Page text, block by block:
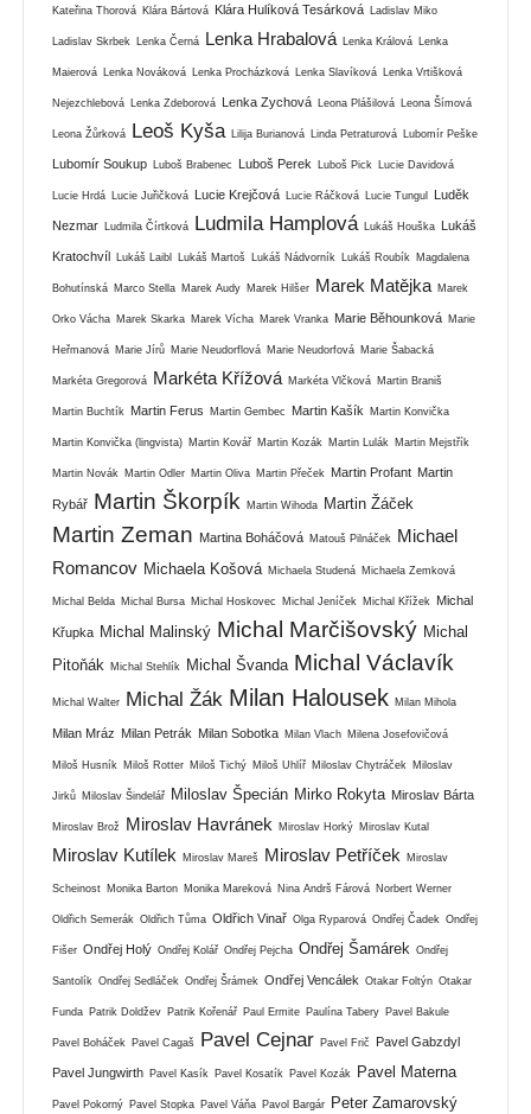
Kateřina Thorová Klára Bártová Klára Hulíková Tesárková Ladislav Miko
Ladislav Skrbek Lenka Černá Lenka Hrabalová Lenka Králová Lenka
Maierová Lenka Nováková Lenka Procházková Lenka Slavíková Lenka Vrtišková
Nejezchlebová Lenka Zdeborová Lenka Zychová Leona Plášilová Leona Šímová
Leona Žůrková Leoš Kyša Lilija Burianová Linda Petraturová Lubomír Peške
Lubomír Soukup Luboš Brabenec Luboš Perek Luboš Pick Lucie Davidová
Lucie Hrdá Lucie Juřičková Lucie Krejčová Lucie Ráčková Lucie Tungul Luděk
Nezmar Ludmila Čírtková Ludmila Hamplová Lukáš Houška Lukáš
Kratochvíl Lukáš Laibl Lukáš Martoš Lukáš Nádvorník Lukáš Roubík Magdalena
Bohutínská Marco Stella Marek Audy Marek Hilšer Marek Matějka Marek
Orko Vácha Marek Skarka Marek Vícha Marek Vranka Marie Běhounková Marie
Heřmanová Marie Jírů Marie Neudorflová Marie Neudorfová Marie Šabacká
Markéta Gregorová Markéta Křížová Markéta Vlčková Martin Braniš
Martin Buchtík Martin Ferus Martin Gembec Martin Kašík Martin Konvička
Martin Konvička (lingvista) Martin Kovář Martin Kozák Martin Lulák Martin Mejstřík
Martin Novák Martin Odler Martin Oliva Martin Přeček Martin Profant Martin
Rybář Martin Škorpík Martin Wihoda Martin Žáček
Martin Zeman Martina Boháčová Matouš Pilnáček
Michael
Romancov Michaela Košová Michaela Studená Michaela Zemková
Michal Belda Michal Bursa Michal Hoskovec Michal Jeníček Michal Křížek Michal
Křupka Michal Malinský Michal Marčišovský Michal
Pitoňák
Michal Stehlík Michal Švanda Michal Václavík
Michal Walter Michal Žák Milan Halousek Milan Mihola
Milan Mráz Milan Petrák Milan Sobotka Milan Vlach Milena Josefovičová
Miloš Husník Miloš Rotter Miloš Tichý Miloš Uhlíř Miloslav Chytráček Miloslav
Jirků Miloslav Šindelář Miloslav Špecián Mirko Rokyta Miroslav Bárta
Miroslav Brož Miroslav Havránek Miroslav Horký Miroslav Kutal
Miroslav Kutílek Miroslav Mareš Miroslav Petříček Miroslav
Scheinost Monika Barton Monika Mareková Nina Andrš Fárová Norbert Werner
Oldřich Semerák Oldřich Tůma Oldřich Vinař Olga Ryparová Ondřej Čadek Ondřej
Fišer Ondřej Holý Ondřej Kolář Ondřej Pejcha Ondřej Šamárek Ondřej
Santolík Ondřej Sedláček Ondřej Šrámek Ondřej Vencálek Otakar Foltýn Otakar
Funda Patrik Doldžev Patrik Kořenář Paul Ermite Paulína Tabery Pavel Bakule
Pavel Boháček Pavel Cagaš Pavel Cejnar Pavel Frič Pavel Gabzdyl
Pavel Jungwirth Pavel Kasík Pavel Kosatík Pavel Kozák Pavel Materna
Pavel Pokorný Pavel Stopka Pavel Váňa Pavol Bargár Peter Zamarovský